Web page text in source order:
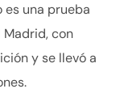
es una prueba
Madrid, con
y se llevó a